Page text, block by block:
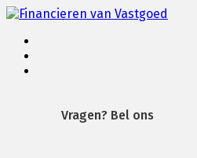
Have any Questions?